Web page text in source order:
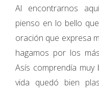
Al encontrarnos
pienso en lo bello
oración que expresa
hagamos por los
Asís comprendía muy
vida quedó bien